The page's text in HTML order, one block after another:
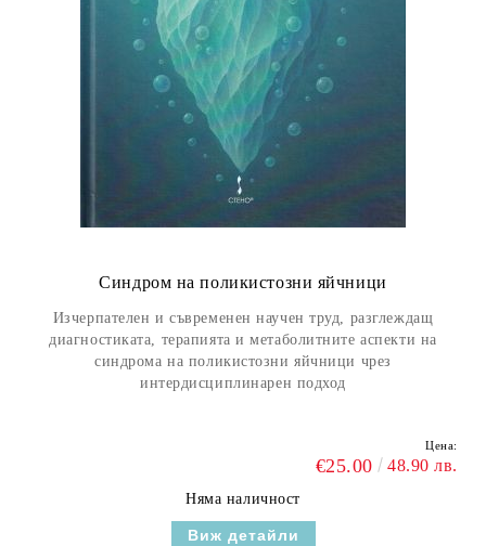
Синдром на поликистозни яйчници
Изчерпателен и съвременен научен труд, разглеждащ
диагностиката, терапията и метаболитните аспекти на
синдрома на поликистозни яйчници чрез
интердисциплинарен подход
Цена:
€25.00 48.90 лв.
Няма наличност
Виж детайли